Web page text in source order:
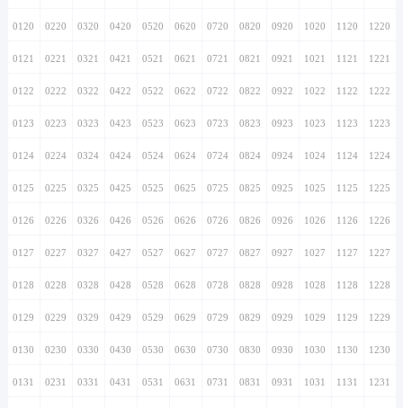
0120 0220 0320 0420 0520 0620 0720 0820 0920 1020 1120 1220
0121 0221 0321 0421 0521 0621 0721 0821 0921 1021 1121 1221
0122 0222 0322 0422 0522 0622 0722 0822 0922 1022 1122 1222
0123 0223 0323 0423 0523 0623 0723 0823 0923 1023 1123 1223
0124 0224 0324 0424 0524 0624 0724 0824 0924 1024 1124 1224
0125 0225 0325 0425 0525 0625 0725 0825 0925 1025 1125 1225
0126 0226 0326 0426 0526 0626 0726 0826 0926 1026 1126 1226
0127 0227 0327 0427 0527 0627 0727 0827 0927 1027 1127 1227
0128 0228 0328 0428 0528 0628 0728 0828 0928 1028 1128 1228
0129 0229 0329 0429 0529 0629 0729 0829 0929 1029 1129 1229
0130 0230 0330 0430 0530 0630 0730 0830 0930 1030 1130 1230
0131 0231 0331 0431 0531 0631 0731 0831 0931 1031 1131 1231